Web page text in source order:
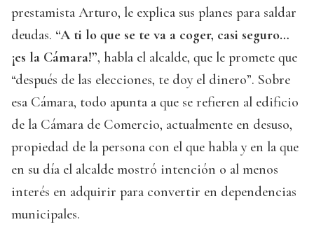
prestamista Arturo, le explica sus planes para saldar
deudas. “A ti lo que se te va a coger, casi seguro…
¡es la Cámara!”, habla el alcalde, que le promete que
“después de las elecciones, te doy el dinero”. Sobre
esa Cámara, todo apunta a que se refieren al edificio
de la Cámara de Comercio, actualmente en desuso,
propiedad de la persona con el que habla y en la que
en su día el alcalde mostró intención o al menos
interés en adquirir para convertir en dependencias
municipales.